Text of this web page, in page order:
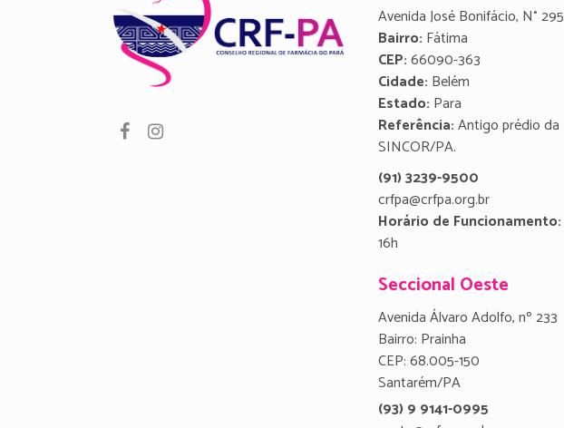
Avenida José Bonifácio, N° 295
Bairro: Fátima
CEP:66090-363
Cidade: Belém
Estado: Para
Referência:Antigo prédio da
SINCOR/PA.
(91) 3239-9500
crfpa@crfpa.org.br
Horário de Funcionamento:
16h
Seccional Oeste
Avenida Álvaro Adolfo, nº 233
Bairro: Prainha
CEP: 68.005-150
Santarém/PA
(93) 9 9141-0995